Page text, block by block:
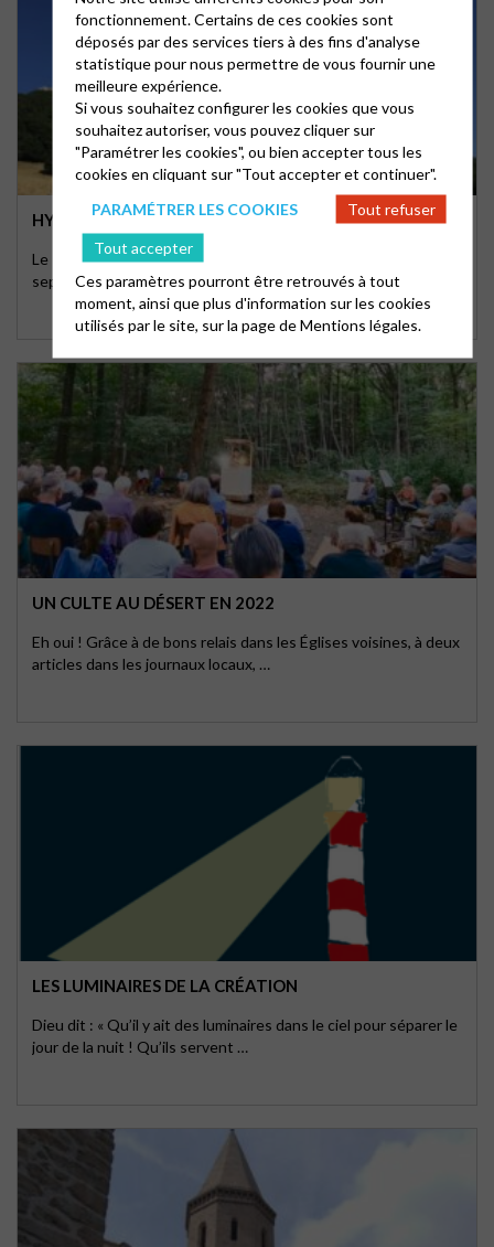
HYMNE À LA CRÉATION
Le Temps pour la Création est une période qui s’étend du 1er
septembre (journée internationale de prière …
UN CULTE AU DÉSERT EN 2022
Eh oui ! Grâce à de bons relais dans les Églises voisines, à deux
articles dans les journaux locaux, …
LES LUMINAIRES DE LA CRÉATION
Dieu dit : « Qu’il y ait des luminaires dans le ciel pour séparer le
jour de la nuit ! Qu’ils servent …
fonctionnement. Certains de ces cookies sont
déposés par des services tiers à des fins d'analyse
statistique pour nous permettre de vous fournir une
meilleure expérience.
Si vous souhaitez configurer les cookies que vous
souhaitez autoriser, vous pouvez cliquer sur
"Paramétrer les cookies", ou bien accepter tous les
cookies en cliquant sur "Tout accepter et continuer".
PARAMÉTRER LES COOKIES
Tout refuser
Tout accepter
Ces paramètres pourront être retrouvés à tout
moment, ainsi que plus d'information sur les cookies
utilisés par le site, sur la page deMentions légales.